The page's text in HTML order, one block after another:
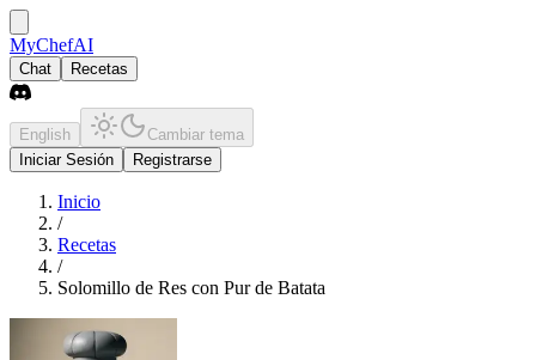
MyChefAI
Chat Recetas
English
Cambiar tema
Iniciar Sesión
Registrarse
Inicio
/
Recetas
/
Solomillo de Res con Pur de Batata